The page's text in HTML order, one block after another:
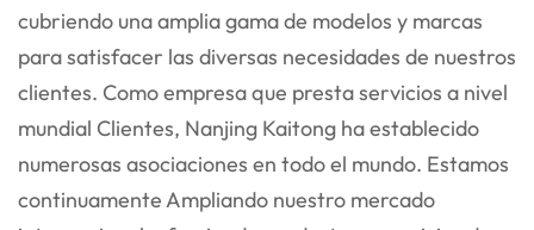
cubriendo una amplia gamade modelos y marcas
para satisfacer las diversas necesidades de nuestros
clientes. Como empresa que presta servicios a nivel
mundial Clientes, Nanjing Kaitong ha establecido
numerosas asociaciones en todo el mundo. Estamos
continuamente Ampliando nuestro mercado